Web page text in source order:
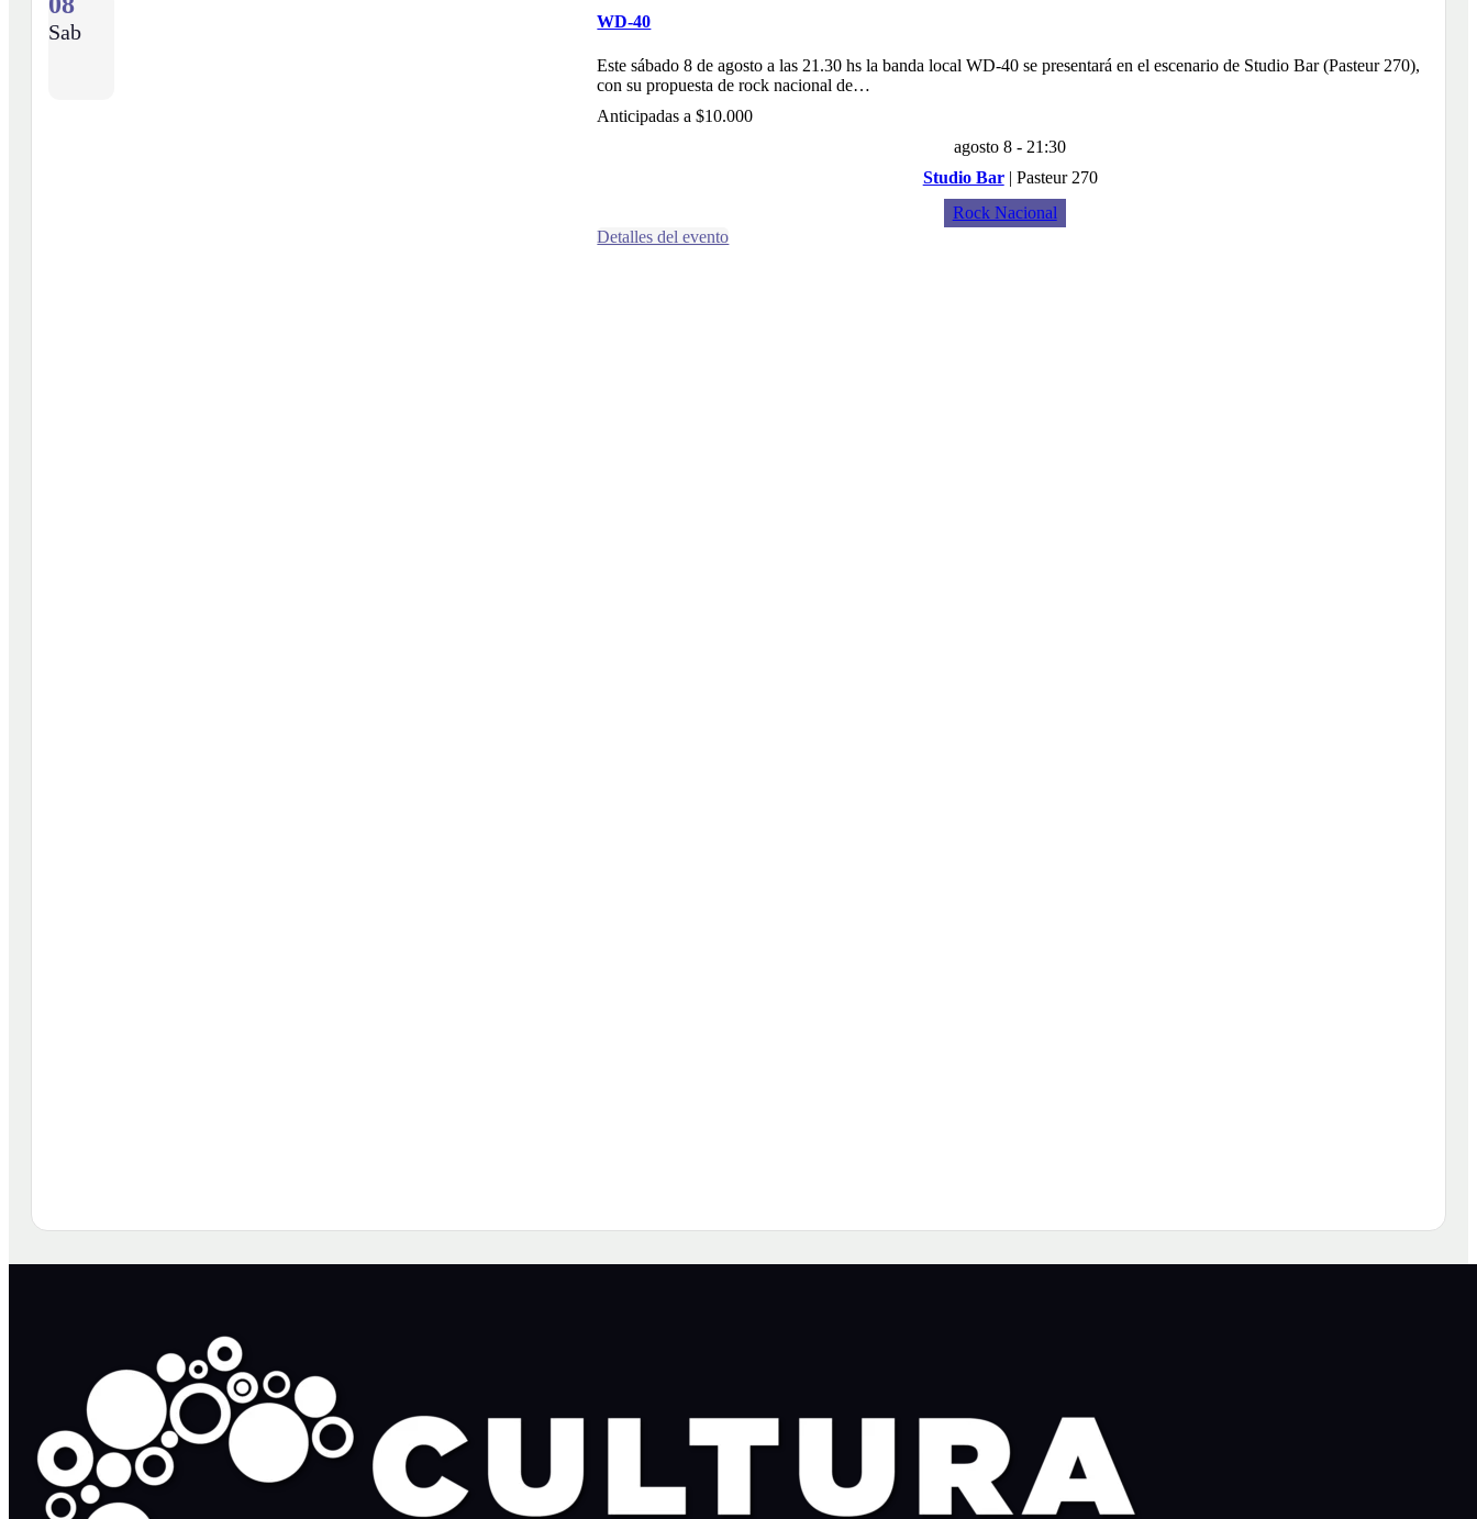
Sab WD-40
Este sábado 8 de agosto a las 21.30 hs la banda local WD-40 se presentará en el escenario de Studio Bar (Pasteur 270),
con su propuesta de rock nacional de…
Anticipadas a $10.000
agosto 8 - 21:30
Studio Bar| Pasteur 270
Rock Nacional
Detalles del evento